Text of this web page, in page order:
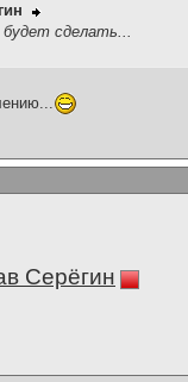
сделать...
Серёгин